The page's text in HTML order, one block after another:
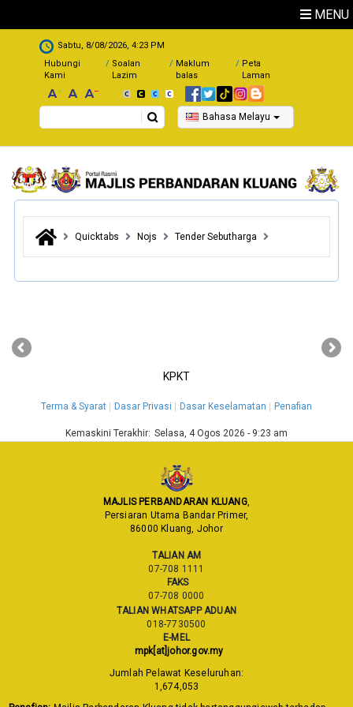
MENU
.
Sabtu, 8/08/2026, 4:23 PM
Hubungi
Kami
Soalan
Lazim
Maklum
balas
Peta
Laman
Search Bahasa Melayu
Quicktabs Nojs Tender Sebutharga
KPKT
‹ ›
Terma & Syarat Dasar Privasi Dasar Keselamatan Penafian
Kemaskini Terakhir: Selasa, 4 Ogos 2026 - 9:23 am
MAJLIS PERBANDARAN KLUANG,
Persiaran Utama Bandar Primer,
86000 Kluang, Johor
TALIAN AM
07-708 1111
FAKS
07-708 0000
TALIAN WHATSAPP ADUAN
018-7730500
E-MEL
mpk[at]johor.gov.my
Jumlah Pelawat Keseluruhan:
1,674,053